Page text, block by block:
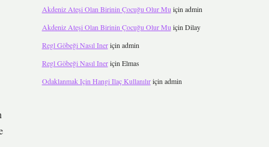
Akdeniz Ateşi Olan Birinin Çocuğu Olur Mu için admin
Akdeniz Ateşi Olan Birinin Çocuğu Olur Mu için Dilay
Regl Göbeği Nasıl Ineriçin admin
Regl Göbeği Nasıl Ineriçin Elmas
Odaklanmak Için Hangi Ilaç Kullanılıriçin admin